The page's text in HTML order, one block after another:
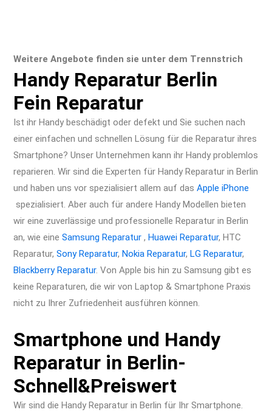
Weitere Angebote finden sie unter dem Trennstrich
Handy Reparatur Berlin
Fein Reparatur
Ist ihr Handy beschädigt oder defekt und Sie suchen nach
einer einfachen und schnellen Lösung für die Reparatur ihres
Smartphone? Unser Unternehmen kann ihr Handy problemlos
reparieren. Wir sind die Experten für Handy Reparatur in Berlin
und haben uns vor spezialisiert allem auf das Apple iPhone
spezialisiert. Aber auch für andere Handy Modellen bieten
wir eine zuverlässige und professionelle Reparatur in Berlin
an, wie eine Samsung Reparatur , Huawei Reparatur, HTC
Reparatur, Sony Reparatur, Nokia Reparatur, LG Reparatur,
Blackberry Reparatur. Von Apple bis hin zu Samsung gibt es
keine Reparaturen, die wir von Laptop & Smartphone Praxis
nicht zu Ihrer Zufriedenheit ausführen können.
Smartphone und Handy
Reparatur in Berlin-
Schnell&Preiswert
Wir sind die Handy Reparatur in Berlin für Ihr Smartphone.